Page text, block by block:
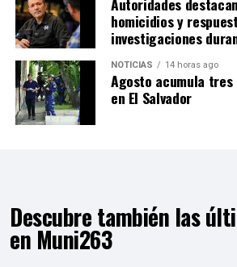
homicidios y
investigaciones
NOTICIAS 14 horas ago
Agosto acumula
en El Salvador
Descubre también las
en Muni263